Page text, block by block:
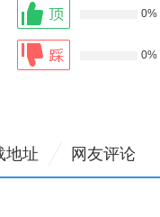
0%
0%
地址 网友评论